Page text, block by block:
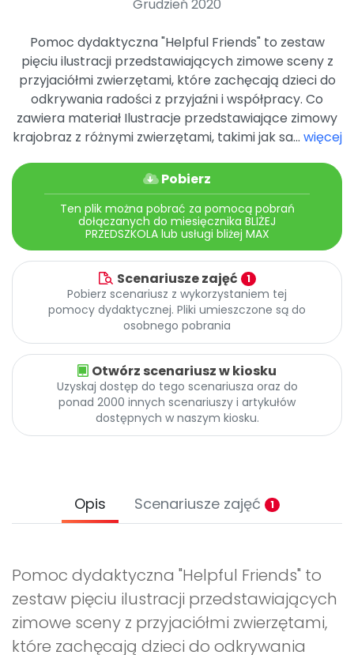
Archiwalne numery
Pomoc
Grudzień 2020
Pomoc dydaktyczna "Helpful Friends" to zestaw
pięciu ilustracji przedstawiających zimowe sceny z
przyjaciółmi zwierzętami, które zachęcają dzieci do
odkrywania radości z przyjaźni i współpracy. Co
zawiera materiał Ilustracje przedstawiające zimowy
krajobraz z różnymi zwierzętami, takimi jak sa... więcej
Pobierz
Ten plik można pobrać za pomocą pobrań
dołączanych do miesięcznika BLIŻEJ
PRZEDSZKOLA lub usługi bliżej MAX
Scenariusze zajęć 1
Pobierz scenariusz z wykorzystaniem tej
pomocy dydaktycznej. Pliki umieszczone są do
osobnego pobrania
Otwórz scenariusz w kiosku
Uzyskaj dostęp do tego scenariusza oraz do
ponad 2000 innych scenariuszy i artykułów
dostępnych w naszym kiosku.
Opis Scenariusze zajęć 1
Pomoc dydaktyczna "Helpful Friends" to
zestaw pięciu ilustracji przedstawiających
zimowe sceny z przyjaciółmi zwierzętami,
które zachęcają dzieci do odkrywania